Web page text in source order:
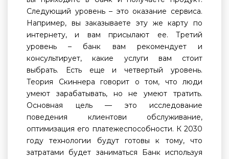
Следующий уровень – это оказание сервиса.
Например, вы заказываете эту же карту по
интернету, и вам присылают ее. Третий
уровень – банк вам рекомендует и
консультирует, какие услуги вам стоит
выбрать. Есть еще и четвертый уровень.
Теория Скиннера говорит о том, что люди
умеют зарабатывать, но не умеют тратить.
Основная цель — это исследование
поведения клиентови обслуживание,
оптимизация его платежеспособности. К 2030
году технологии будут готовы к тому, что
затратами будет заниматься Банк используя